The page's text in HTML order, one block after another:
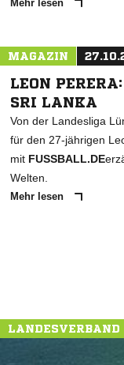
Mehr lesen
MAGAZIN
LEON
SRI LANKA
Von der Landesliga
für den 27-jährigen
mit FUSSBALL.DE
Welten.
Mehr lesen
LANDESVERBAND